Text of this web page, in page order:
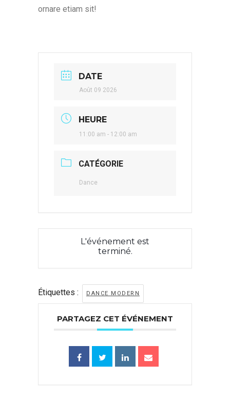
ornare etiam sit!
DATE
Août 09 2026
HEURE
11:00 am - 12:00 am
CATÉGORIE
Dance
L'événement est
terminé.
Étiquettes : DANCE MODERN
PARTAGEZ CET ÉVÉNEMENT